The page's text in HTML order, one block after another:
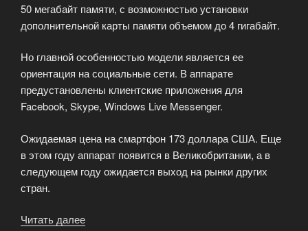
50 мегабайт памяти, с возможностью установки
дополнительной карты памяти объемом до 4 гигабайт.
Но главной особенностью модели является ее
ориентация на социальные сети. В аппарате
предустановлены клиентские приложения для
Facebook, Skype, Windows Live Messenger.
Ожидаемая цена на смартфон 173 доллара США. Еще
в этом году аппарат появится в Великобритании, а в
следующем году ожидается выход на рынки других
стран.
Читать далее